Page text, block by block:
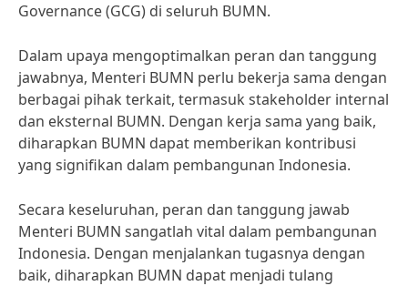
Governance (GCG) di seluruh BUMN.
Dalam upaya mengoptimalkan peran dan tanggung
jawabnya, Menteri BUMN perlu bekerja sama dengan
berbagai pihak terkait, termasuk stakeholder internal
dan eksternal BUMN. Dengan kerja sama yang baik,
diharapkan BUMN dapat memberikan kontribusi
yang signifikan dalam pembangunan Indonesia.
Secara keseluruhan, peran dan tanggung jawab
Menteri BUMN sangatlah vital dalam pembangunan
Indonesia. Dengan menjalankan tugasnya dengan
baik, diharapkan BUMN dapat menjadi tulang